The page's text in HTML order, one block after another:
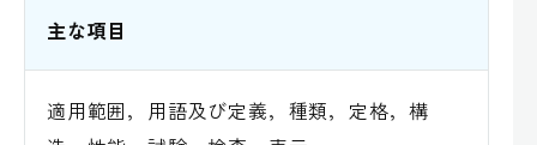
主な項目
適用範囲，用語及び定義，種類，定格，構